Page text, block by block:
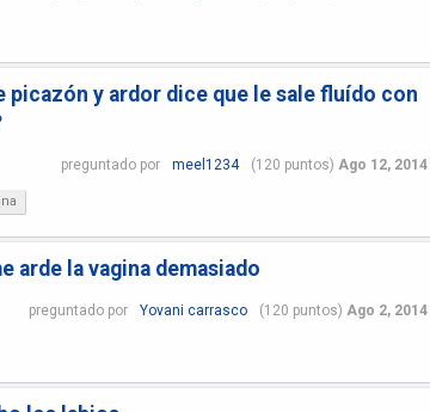
picazón y ardor dice que le sale fluído con
preguntado por meel1234 (120 puntos) Ago 12, 2014
arde la vagina demasiado
preguntado por Yovani carrasco (120 puntos) Ago 2, 2014